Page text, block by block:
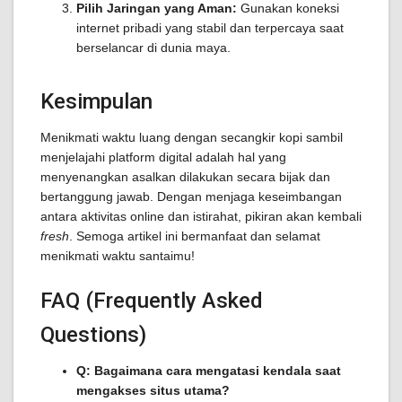
Pilih Jaringan yang Aman: Gunakan koneksi
internet pribadi yang stabil dan terpercaya saat
berselancar di dunia maya.
Kesimpulan
Menikmati waktu luang dengan secangkir kopi sambil
menjelajahi platform digital adalah hal yang
menyenangkan asalkan dilakukan secara bijak dan
bertanggung jawab. Dengan menjaga keseimbangan
antara aktivitas online dan istirahat, pikiran akan kembali
fresh . Semoga artikel ini bermanfaat dan selamat
menikmati waktu santaimu!
FAQ (Frequently Asked
Questions)
Q: Bagaimana cara mengatasi kendala saat
mengakses situs utama?